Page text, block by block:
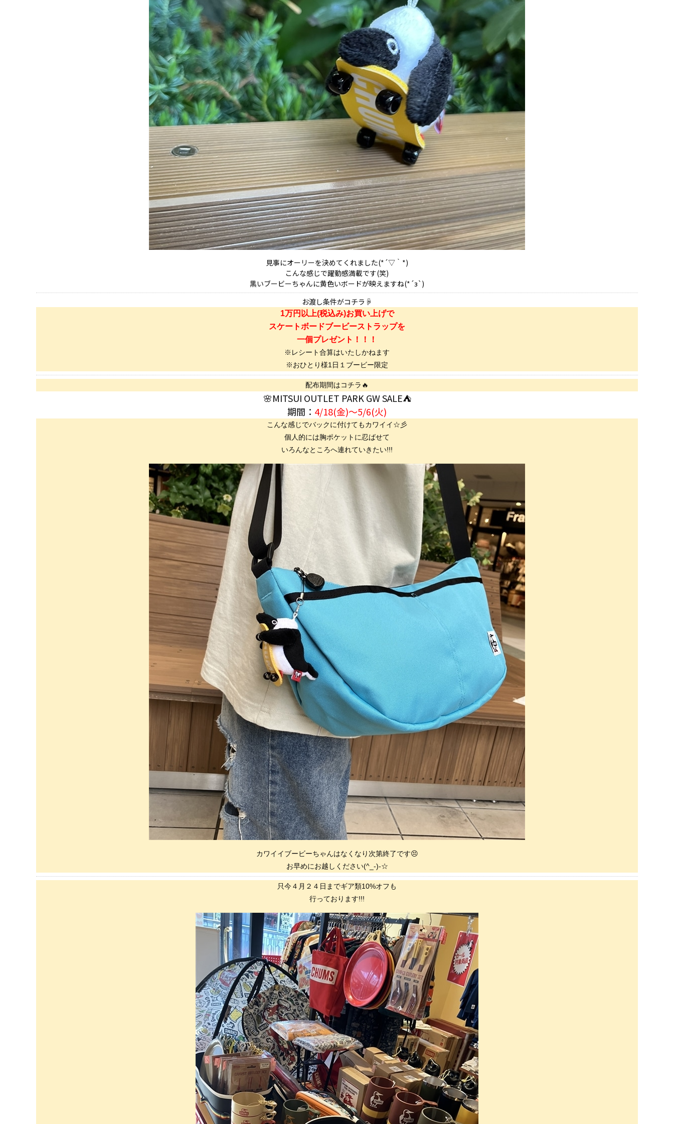
見事にオーリーを決めてくれました(*´▽｀*)
こんな感じで躍動感満載です(笑)
黒いブービーちゃんに黄色いボードが映えますね(*´з`)
お渡し条件がコチラ☟
1万円以上(税込み)お買い上げで
スケートボードブービーストラップを
一個プレゼント！！！
※レシート合算はいたしかねます
※おひとり様1日１ブービー限定
配布期間はコチラ🔥
🌸MITSUI OUTLET PARK GW SALE⛺
期間： 4/18(金)～5/6(火)
こんな感じでバックに付けてもカワイイ☆彡
個人的には胸ポケットに忍ばせて
いろんなところへ連れていきたい!!!
カワイイブービーちゃんはなくなり次第終了です😣
お早めにお越しください(^_-)-☆
只今４月２４日までギア類10%オフも
行っております!!!